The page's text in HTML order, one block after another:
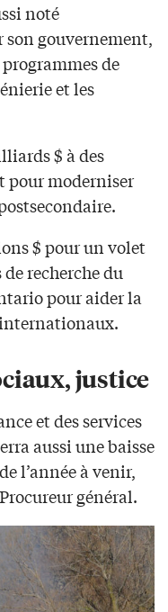
noté
son gouvernement,
de
et les
$ à des
pour moderniser
$ pour un volet
recherche du
pour aider la
justice
et des services
aussi une baisse
l’année à venir,
général.